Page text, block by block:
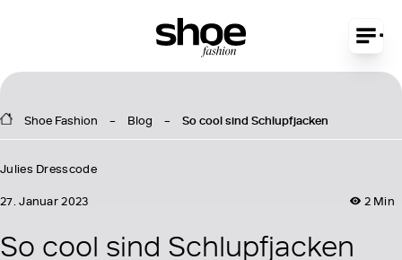
Shoe Fashion Blog So cool sind Schlupfjacken
Julies Dresscode
2 Min
27. Januar 2023
So cool sind Schlupfjacken